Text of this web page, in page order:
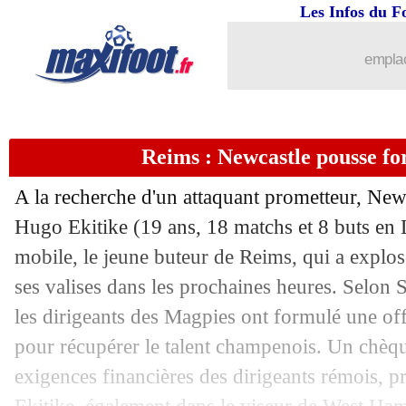
Les Infos du
Reims : Newcastle pousse
A la recherche d'un attaquant prometteur,
Hugo Ekitike (19 ans, 18 matchs et 8 buts en
mobile, le jeune buteur de Reims, qui a
ses valises dans les prochaines heures. Selon
les dirigeants des Magpies ont formulé une
pour récupérer le talent champenois. Un
exigences financières des dirigeants rémois,
Lyon: Ndombélé, du "court terme"
31/01 Man City: Alvarez recruté pour 21
31/01 Angers: Fulgini en route pour
31/01 Everton: Lampard nouveau coach
Lorient : accord proche pour Bürki !
31/01 Atletico: départ surprise pour
31/01 ASSE: la piste Rémy tombe à l'eau